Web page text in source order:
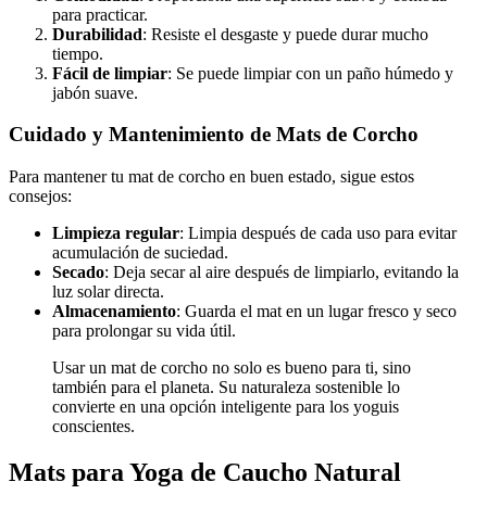
para practicar.
Durabilidad: Resiste el desgaste y puede durar mucho
tiempo.
Fácil de limpiar: Se puede limpiar con un paño húmedo y
jabón suave.
Cuidado y Mantenimiento de Mats de Corcho
Para mantener tu mat de corcho en buen estado, sigue estos
consejos:
Limpieza regular: Limpia después de cada uso para evitar
acumulación de suciedad.
Secado: Deja secar al aire después de limpiarlo, evitando la
luz solar directa.
Almacenamiento: Guarda el mat en un lugar fresco y seco
para prolongar su vida útil.
Usar un mat de corcho no solo es bueno para ti, sino
también para el planeta. Su naturaleza sostenible lo
convierte en una opción inteligente para los yoguis
conscientes.
Mats para Yoga de Caucho Natural